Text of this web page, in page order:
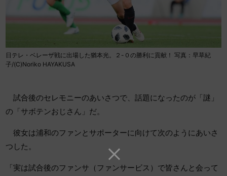
日テレ・ベレーザ戦に出場した猶本光。２-０の勝利に貢献！ 写真：早草紀
子/(C)Noriko HAYAKUSA
試合後のセレモニーのあいさつで、話題になったのが「謎」
の「サボテンおじさん」だ。
彼女は浦和のファンとサポーターに向けて次のようにあいさ
つした。
「実は試合後のファンサ（ファンサービス）で皆さんと会って